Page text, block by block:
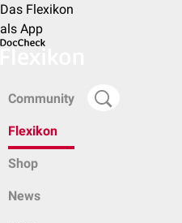
Das Flexikon
als App
Community
Flexikon
Shop
News